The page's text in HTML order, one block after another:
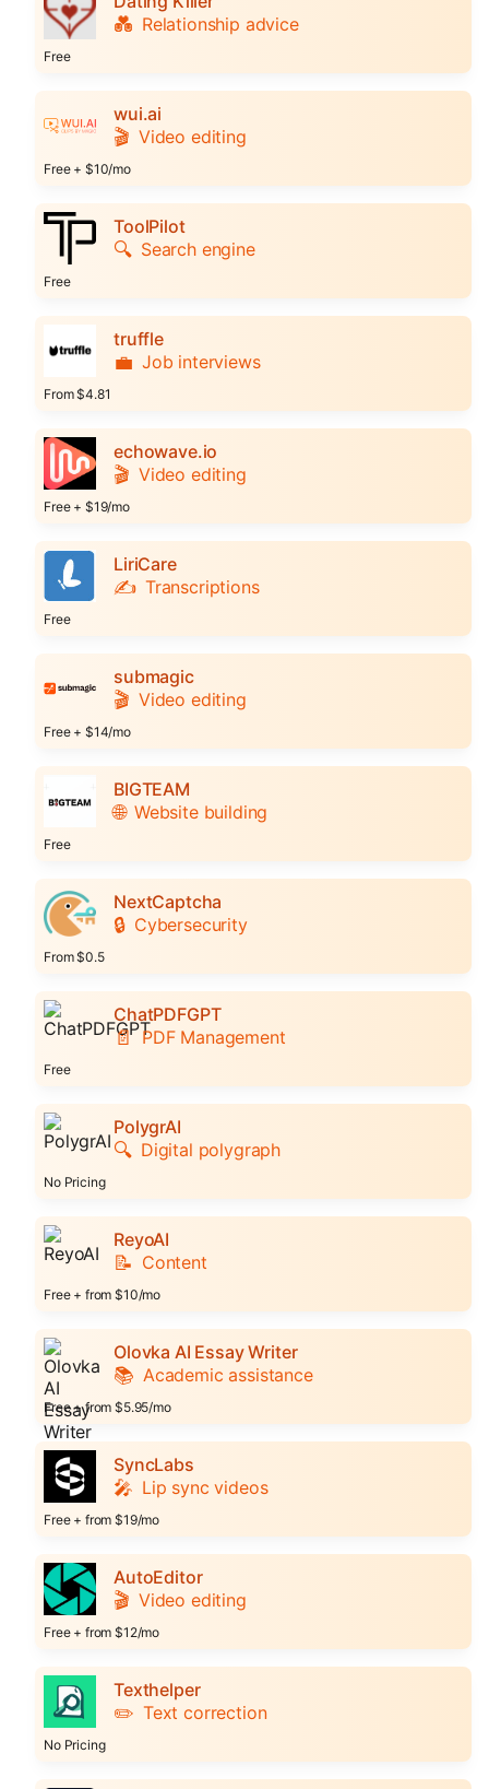
💑 Relationship advice
Free
wui.ai
🎬 Video editing
Free + $10/mo
ToolPilot
🔍 Search engine
Free
truffle
💼 Job interviews
From $4.81
echowave.io
🎬 Video editing
Free + $19/mo
LiriCare
✍️ Transcriptions
Free
submagic
🎬 Video editing
Free + $14/mo
BIGTEAM
🌐 Website building
Free
NextCaptcha
🔒 Cybersecurity
From $0.5
ChatPDFGPT
📄 PDF Management
Free
PolygrAI
🔍 Digital polygraph
No Pricing
ReyoAI
📝 Content
Free + from $10/mo
Olovka AI Essay Writer
📚 Academic assistance
Free + from $5.95/mo
SyncLabs
🎤 Lip sync videos
Free + from $19/mo
AutoEditor
🎬 Video editing
Free + from $12/mo
Texthelper
✏️ Text correction
No Pricing